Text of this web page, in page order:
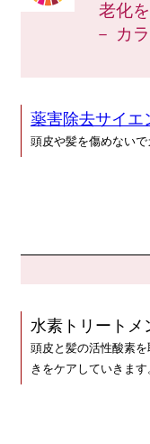
老化
－ カ
薬害除去サイ
頭皮や髪を傷めない
水素トリートメ
頭皮と髪の活性酸素
きをケアしていきます